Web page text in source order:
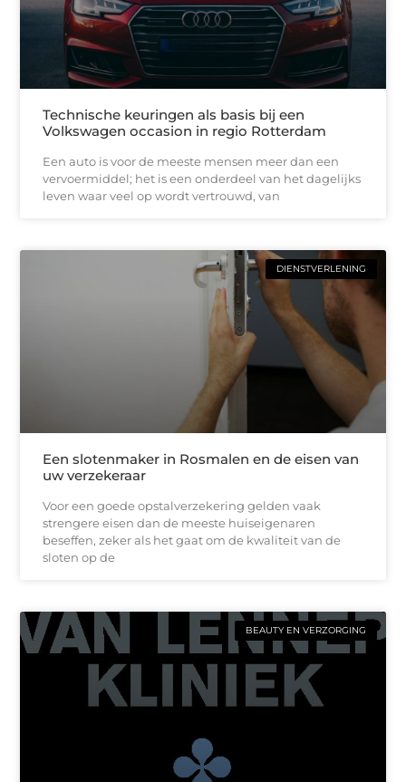
Technische keuringen als basis bij een
Volkswagen occasion in regio Rotterdam
Een auto is voor de meeste mensen meer dan een
vervoermiddel; het is een onderdeel van het dagelijks
leven waar veel op wordt vertrouwd, van
DIENSTVERLENING
Een slotenmaker in Rosmalen en de eisen van
uw verzekeraar
Voor een goede opstalverzekering gelden vaak
strengere eisen dan de meeste huiseigenaren
beseffen, zeker als het gaat om de kwaliteit van de
sloten op de
BEAUTY EN VERZORGING